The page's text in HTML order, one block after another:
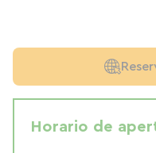
Horario de